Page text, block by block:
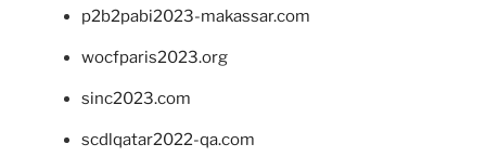
p2b2pabi2023-makassar.com
wocfparis2023.org
sinc2023.com
scdlqatar2022-qa.com